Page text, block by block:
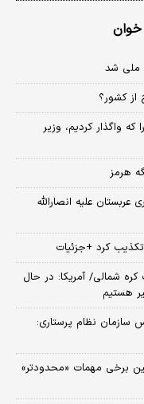
خوان
ملی شد
از کشور؟
واگذار کردیم، وزیر
هرمز
علیه انصارالله
تکذیب کرد +جزئیات
شمالی/ آمریکا: در حال
هستیم
سازمان نظام پرستاری:
برخی مهمات «محدودتر»